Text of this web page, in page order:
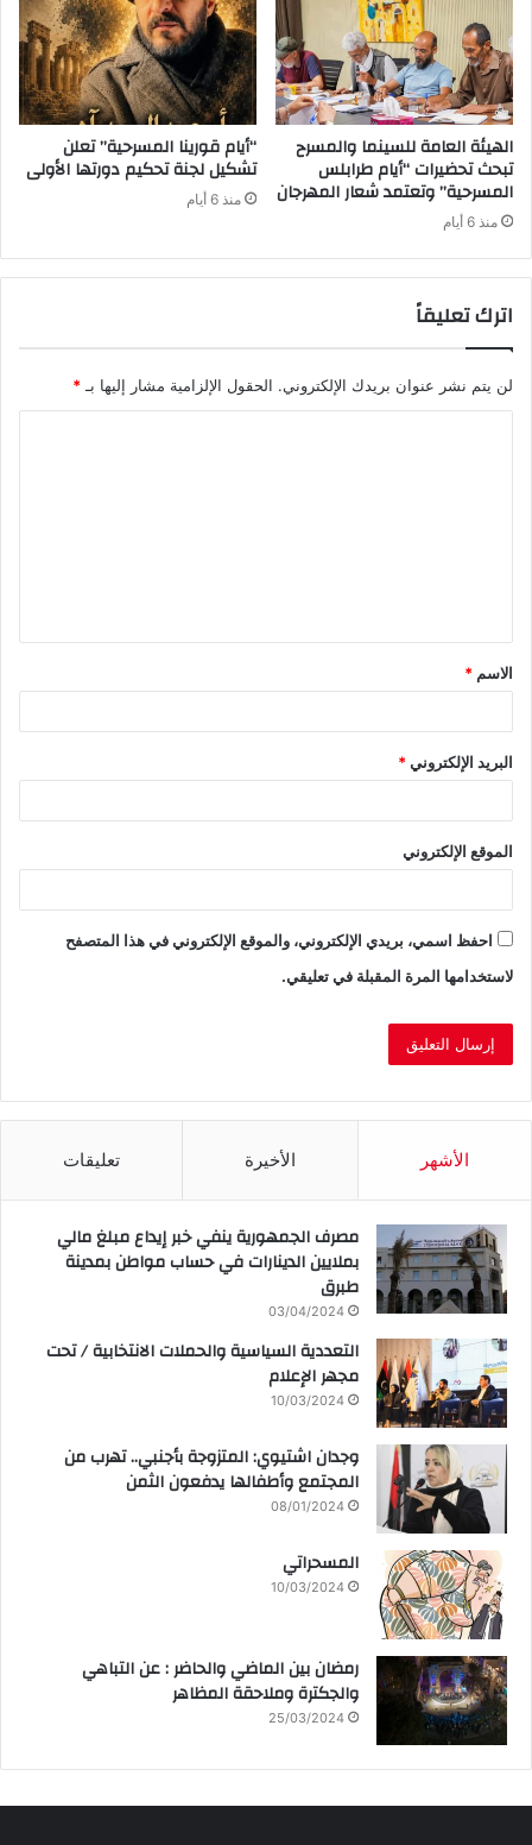
الهيئة العامة للسينما والمسرح
تبحث تحضيرات “أيام طرابلس
المسرحية” وتعتمد شعار المهرجان
منذ 6 أيام
“أيام قورينا المسرحية” تعلن
تشكيل لجنة تحكيم دورتها الأولى
منذ 6 أيام
اترك تعليقاً
لن يتم نشر عنوان بريدك الإلكتروني. الحقول الإلزامية مشار إليها بـ *
ق
*
الاسم *
البريد الإلكتروني*
الموقع الإلكتروني
احفظ اسمي، بريدي الإلكتروني، والموقع الإلكتروني في هذا المتصفح
لاستخدامها المرة المقبلة في تعليقي.
الأشهر الأخيرة تعليقات
مصرف الجمهورية ينفي خبر إيداع مبلغ مالي
بملايين الدينارات في حساب مواطن بمدينة
طبرق
03/04/2024
التعددية السياسية والحملات الانتخابية / تحت
مجهر الإعلام
10/03/2024
وجدان اشتيوي: المتزوجة بأجنبي.. تهرب من
المجتمع وأطفالها يدفعون الثمن
08/01/2024
المسحراتي
10/03/2024
رمضان بين الماضي والحاضر : عن التباهي
والجكترة وملاحقة المظاهر
25/03/2024